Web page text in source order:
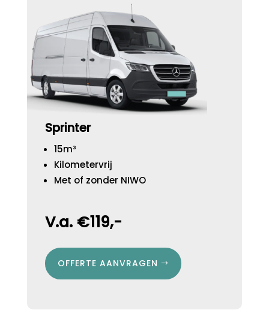
Sprinter
15m³
Kilometervrij
Met of zonder NIWO
V.a. €119,-
OFFERTE AANVRAGEN